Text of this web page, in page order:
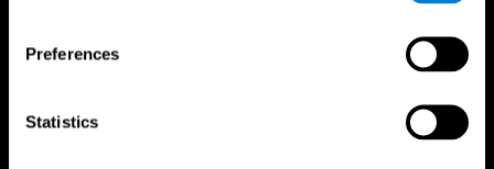
Preferences
Statistics